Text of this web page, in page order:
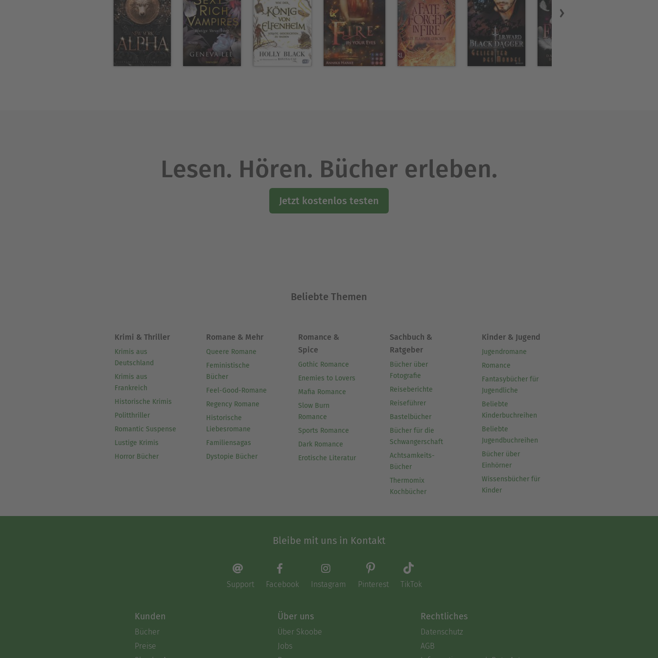
Lesen. Hören. Bücher erleben.
Jetzt kostenlos testen
Beliebte Themen
Krimi & Thriller
Krimis aus
Deutschland
Krimis aus
Frankreich
Historische Krimis
Politthriller
Romantic Suspense
Lustige Krimis
Horror Bücher
Romane & Mehr
Queere Romane
Feministische
Bücher
Feel-Good-Romane
Regency Romane
Historische
Liebesromane
Familiensagas
Dystopie Bücher
Romance &
Spice
Gothic Romance
Enemies to Lovers
Mafia Romance
Slow Burn
Romance
Sports Romance
Dark Romance
Erotische Literatur
Sachbuch &
Ratgeber
Bücher über
Fotografie
Reiseberichte
Reiseführer
Bastelbücher
Bücher für die
Schwangerschaft
Achtsamkeits-
Bücher
Thermomix
Kochbücher
Kinder & Jugend
Jugendromane
Romance
Fantasybücher für
Jugendliche
Beliebte
Kinderbuchreihen
Beliebte
Jugendbuchreihen
Bücher über
Einhörner
Wissensbücher für
Kinder
Bleibe mit uns in Kontakt
Support Facebook Instagram Pinterest TikTok
Kunden
Bücher
Preise
Über uns
Über Skoobe
Jobs
Rechtliches
Datenschutz
AGB